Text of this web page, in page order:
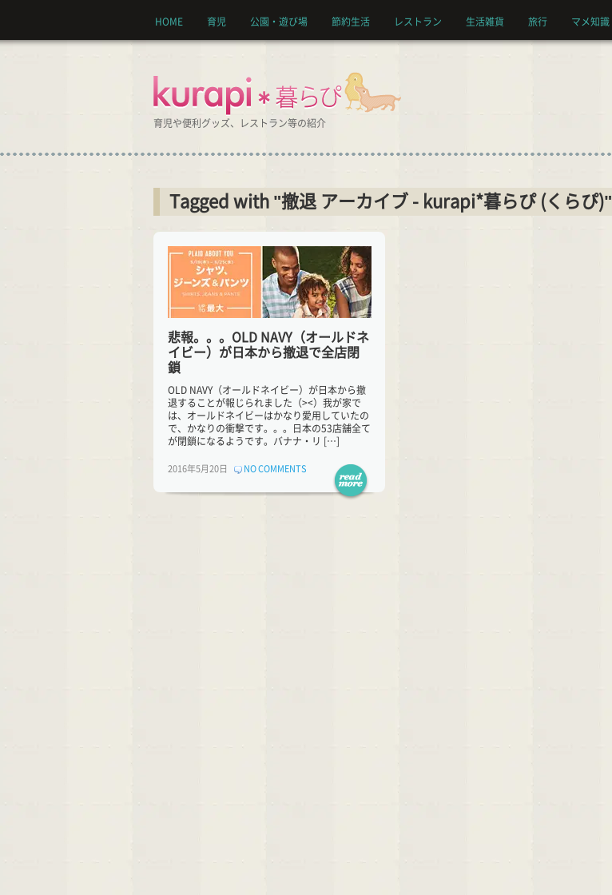
育児や便利グッズ、レストラン等の紹介
HOME 育児 公園・遊び場 節約生活 レストラン 生活雑貨 旅行 マメ知識
Tagged with "撤退 アーカイブ - kurapi*暮らぴ (くらぴ)"
悲報。。。OLD NAVY（オールドネ
イビー）が日本から撤退で全店閉
鎖
OLD NAVY（オールドネイビー）が日本から撤
退することが報じられました（><）我が家で
は、オールドネイビーはかなり愛用していたの
で、かなりの衝撃です。。。日本の53店舗全て
が閉鎖になるようです。バナナ・リ […]
2016年5月20日 NO COMMENTS